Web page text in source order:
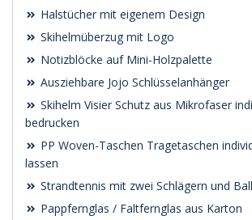
Halstücher mit eigenem Design
Skihelmüberzug mit Logo
Notizblöcke auf Mini-Holzpalette
Ausziehbare Jojo Schlüsselanhänger
Skihelm Visier Schutz aus Mikrofaser
bedrucken
PP Woven-Taschen Tragetaschen
lassen
Strandtennis mit zwei Schlägern und
Pappfernglas / Faltfernglas aus Karton